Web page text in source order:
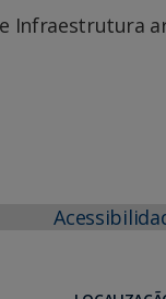
Infraestrutura